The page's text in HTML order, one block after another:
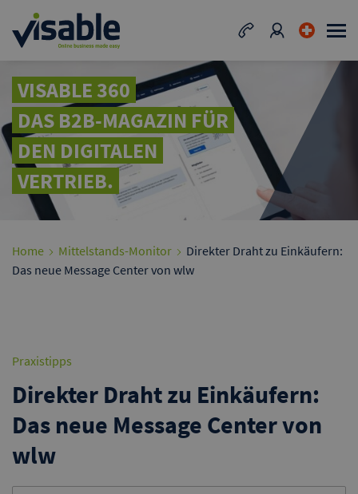
VISABLE 360
DAS B2B-MAGAZIN FÜR
DEN DIGITALEN
VERTRIEB.
Home Mittelstands-Monitor
Direkter Draht zu Einkäufern:
Das neue Message Center von wlw
Praxistipps
Direkter Draht zu Einkäufern:
Das neue Message Center von
wlw